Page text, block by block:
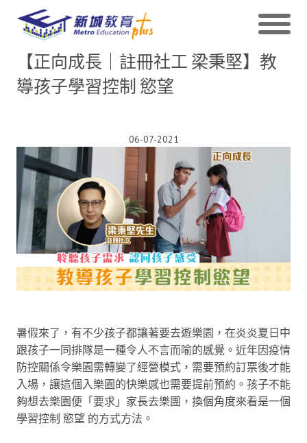
【正向成長｜註冊社工 梁秉堅】教
導孩子學習控制 慾望
06-07-2021
暑假來了，有不少孩子都讓著要去遊樂園，在炎炎夏日中
跟孩子一同排隊是一種令人不言而喻的感覺。近年因疫情
防控關係令樂園需轉變了經營模式，需要預約訂票後才能
入場，讓這個入樂園的快樂感也需要提前預約。孩子不能
夠想去樂園便「要求」家長去樂團，換個角度來看是一個
學習控制 慾望 的方式方法。